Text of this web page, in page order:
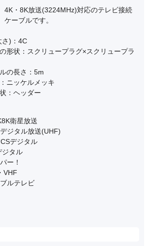
4K・8K放送(3224MHz)対応のテレビ接続
ケーブルです。
さ)：4C
形状：スクリュープラグ×スクリュープラ
の長さ：5m
ニッケルメッキ
：ヘッダー
衛星放送
ジタル放送(UHF)
デジタル
ジタル
ー！
VHF
ルテレビ